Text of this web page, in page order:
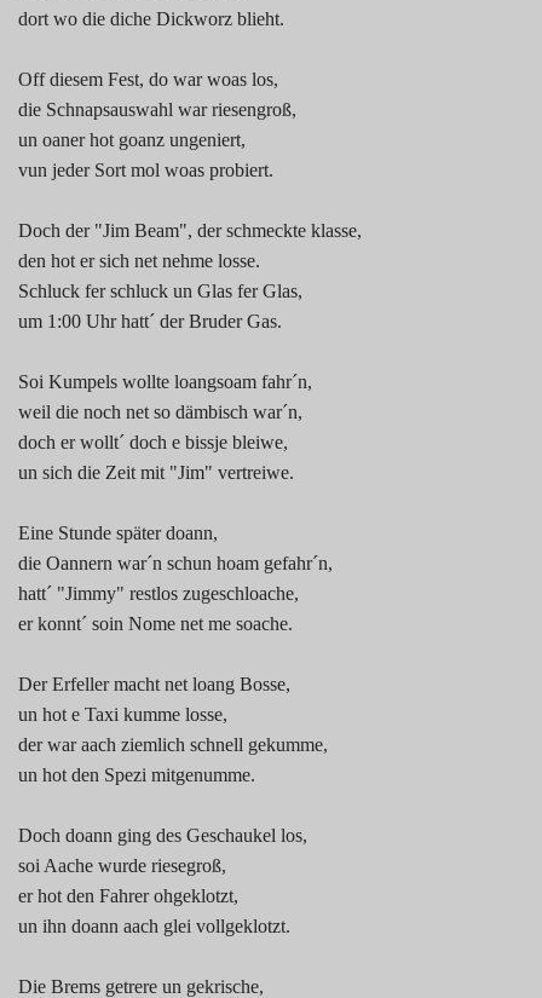
dort wo die diche Dickworz blieht.
Off diesem Fest, do war woas los,
die Schnapsauswahl war riesengroß,
un oaner hot goanz ungeniert,
vun jeder Sort mol woas probiert.
Doch der "Jim Beam", der schmeckte klasse,
den hot er sich net nehme losse.
Schluck fer schluck un Glas fer Glas,
um 1:00 Uhr hatt´ der Bruder Gas.
Soi Kumpels wollte loangsoam fahr´n,
weil die noch net so dämbisch war´n,
doch er wollt´ doch e bissje bleiwe,
un sich die Zeit mit "Jim" vertreiwe.
Eine Stunde später doann,
die Oannern war´n schun hoam gefahr´n,
hatt´ "Jimmy" restlos zugeschloache,
er konnt´ soin Nome net me soache.
Der Erfeller macht net loang Bosse,
un hot e Taxi kumme losse,
der war aach ziemlich schnell gekumme,
un hot den Spezi mitgenumme.
Doch doann ging des Geschaukel los,
soi Aache wurde riesegroß,
er hot den Fahrer ohgeklotzt,
un ihn doann aach glei vollgeklotzt.
Die Brems getrere un gekrische,